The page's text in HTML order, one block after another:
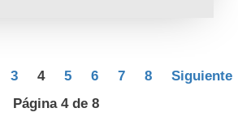
3 4 5 6 7 8
Siguiente
Página 4 de 8